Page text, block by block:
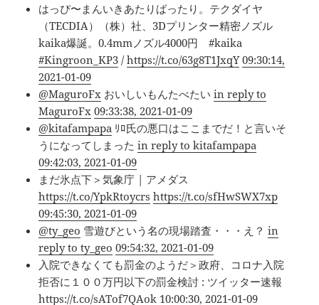
はっぴ〜まんいきあたりばったり。テクダイヤ
（TECDIA）（株）社、3Dプリンター精密ノズル
kaika爆誕。0.4mmノズル4000円 #kaika
#Kingroon_KP3 /https://t.co/63g8T1JxqY 09:30:14,
2021-01-09
@MaguroFx おいしいもんたべたいin reply to
MaguroFx 09:33:38, 2021-01-09
@kitafampapa ﾘﾛ氏の悪口はここまでだ！と言いそ
うになってしまったin reply to kitafampapa
09:42:03, 2021-01-09
まだ氷点下＞気象庁 | アメダス
https://t.co/YpkRtoycrs https://t.co/sfHwSWX7xp
09:45:30, 2021-01-09
@ty_geo 雪遊びという名の現場踏査・・・え？in
reply to ty_geo 09:54:32, 2021-01-09
入院できなくても罰金のようだ＞政府、コロナ入院
拒否に１００万円以下の罰金検討 : ツイッター速報
https://t.co/sATof7QAok 10:00:30, 2021-01-09